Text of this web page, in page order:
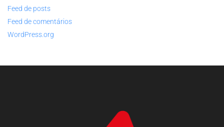
Feed de posts
Feed de comentários
WordPress.org